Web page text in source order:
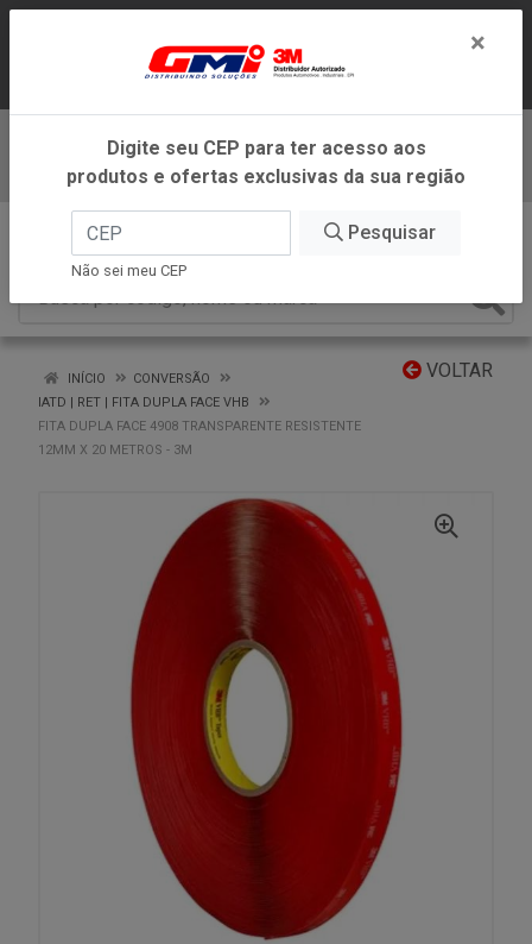
ATENDIMENTO DENTRO DO ESTADO DE
MINAS GERAIS.
Baixe já nosso APP
VOLTAR
INÍCIO
CONVERSÃO
IATD | RET | FITA DUPLA FACE VHB
FITA DUPLA FACE 4908 TRANSPARENTE RESISTENTE
12MM X 20 METROS - 3M
×
Digite seu CEP para ter acesso aos
produtos e ofertas exclusivas da sua região
Pesquisar
Não sei meu CEP